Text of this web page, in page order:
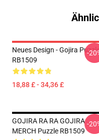
Neues Design - Gojira Puzzle
RB1509
18,88 £ - 34,36 £
-
GOJIRA RA RA GOJIRA
MERCH Puzzle RB1509
-